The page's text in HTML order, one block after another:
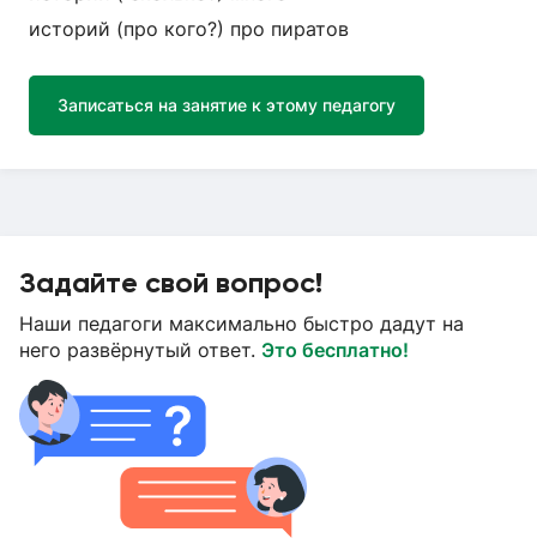
историй (про кого?) про пиратов
Записаться на занятие к этому педагогу
Задайте свой вопрос!
Наши педагоги максимально быстро дадут на
него развёрнутый ответ. Это бесплатно!